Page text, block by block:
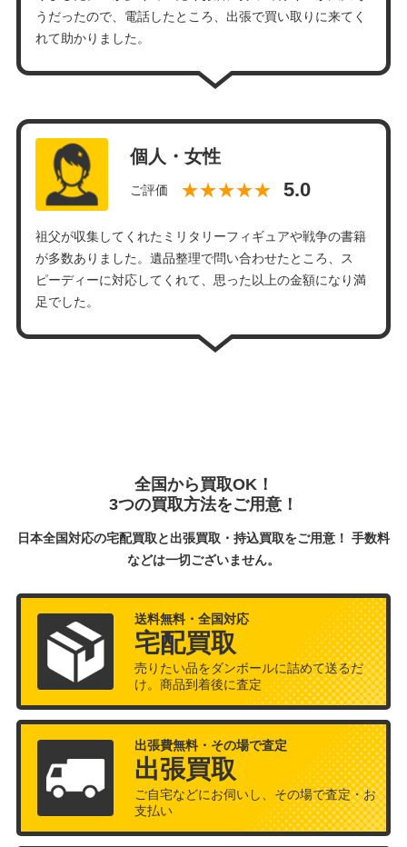
うだったので、電話したところ、出張で買い取りに来てく
れて助かりました。
個人・女性
ご評価 ★★★★★
祖父が収集してくれたミリタリーフィギュアや戦争の書籍
が多数ありました。遺品整理で問い合わせたところ、ス
ピーディーに対応してくれて、思った以上の金額になり満
足でした。
全国から買取OK！
3つの買取方法をご用意！
日本全国対応の宅配買取と出張買取・持込買取をご用意！ 手数料
などは一切ございません。
送料無料・全国対応
宅配買取
売りたい品をダンボールに詰めて送るだ
け。商品到着後に査定
出張費無料・その場で査定
出張買取
ご自宅などにお伺いし、その場で査定・お
支払い